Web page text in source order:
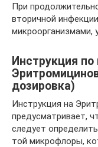
При
вторичной
микроорганизмами,
Инструкция
дозировка)
Инструкция на
предусматривает,
следует
той микрофлоры,